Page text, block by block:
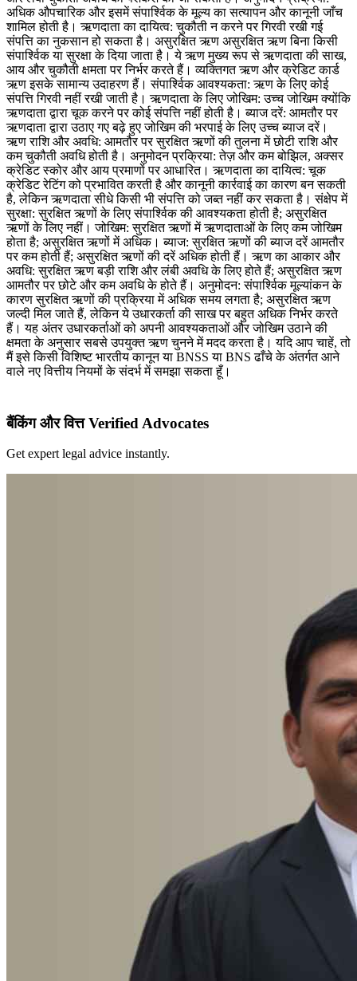
अधिक औपचारिक और इसमें संपार्श्विक के मूल्य का सत्यापन और कानूनी जाँच
शामिल होती है। ऋणदाता का दायित्व: चुकौती न करने पर गिरवी रखी गई
संपत्ति का नुकसान हो सकता है। असुरक्षित ऋण असुरक्षित ऋण बिना किसी
संपार्श्विक या सुरक्षा के दिया जाता है। ये ऋण मुख्य रूप से ऋणदाता की साख,
आय और चुकौती क्षमता पर निर्भर करते हैं। व्यक्तिगत ऋण और क्रेडिट कार्ड
ऋण इसके सामान्य उदाहरण हैं। संपार्श्विक आवश्यकता: ऋण के लिए कोई
संपत्ति गिरवी नहीं रखी जाती है। ऋणदाता के लिए जोखिम: उच्च जोखिम क्योंकि
ऋणदाता द्वारा चूक करने पर कोई संपत्ति नहीं होती है। ब्याज दरें: आमतौर पर
ऋणदाता द्वारा उठाए गए बढ़े हुए जोखिम की भरपाई के लिए उच्च ब्याज दरें।
ऋण राशि और अवधि: आमतौर पर सुरक्षित ऋणों की तुलना में छोटी राशि और
कम चुकौती अवधि होती है। अनुमोदन प्रक्रिया: तेज़ और कम बोझिल, अक्सर
क्रेडिट स्कोर और आय प्रमाणों पर आधारित। ऋणदाता का दायित्व: चूक
क्रेडिट रेटिंग को प्रभावित करती है और कानूनी कार्रवाई का कारण बन सकती
है, लेकिन ऋणदाता सीधे किसी भी संपत्ति को जब्त नहीं कर सकता है। संक्षेप में
सुरक्षा: सुरक्षित ऋणों के लिए संपार्श्विक की आवश्यकता होती है; असुरक्षित
ऋणों के लिए नहीं। जोखिम: सुरक्षित ऋणों में ऋणदाताओं के लिए कम जोखिम
होता है; असुरक्षित ऋणों में अधिक। ब्याज: सुरक्षित ऋणों की ब्याज दरें आमतौर
पर कम होती हैं; असुरक्षित ऋणों की दरें अधिक होती हैं। ऋण का आकार और
अवधि: सुरक्षित ऋण बड़ी राशि और लंबी अवधि के लिए होते हैं; असुरक्षित ऋण
आमतौर पर छोटे और कम अवधि के होते हैं। अनुमोदन: संपार्श्विक मूल्यांकन के
कारण सुरक्षित ऋणों की प्रक्रिया में अधिक समय लगता है; असुरक्षित ऋण
जल्दी मिल जाते हैं, लेकिन ये उधारकर्ता की साख पर बहुत अधिक निर्भर करते
हैं। यह अंतर उधारकर्ताओं को अपनी आवश्यकताओं और जोखिम उठाने की
क्षमता के अनुसार सबसे उपयुक्त ऋण चुनने में मदद करता है। यदि आप चाहें, तो
मैं इसे किसी विशिष्ट भारतीय कानून या BNSS या BNS ढाँचे के अंतर्गत आने
वाले नए वित्तीय नियमों के संदर्भ में समझा सकता हूँ।
बैंकिंग और वित्त Verified Advocates
Get expert legal advice instantly.